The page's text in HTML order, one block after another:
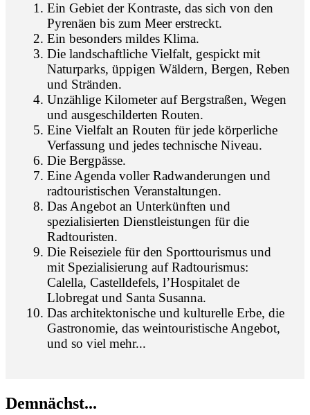
Ein Gebiet der Kontraste, das sich von den
Pyrenäen bis zum Meer erstreckt.
Ein besonders mildes Klima.
Die landschaftliche Vielfalt, gespickt mit
Naturparks, üppigen Wäldern, Bergen, Reben
und Stränden.
Unzählige Kilometer auf Bergstraßen, Wegen
und ausgeschilderten Routen.
Eine Vielfalt an Routen für jede körperliche
Verfassung und jedes technische Niveau.
Die Bergpässe.
Eine Agenda voller Radwanderungen und
radtouristischen Veranstaltungen.
Das Angebot an Unterkünften und
spezialisierten Dienstleistungen für die
Radtouristen.
Die Reiseziele für den Sporttourismus und
mit Spezialisierung auf Radtourismus:
Calella, Castelldefels, l’Hospitalet de
Llobregat und Santa Susanna.
Das architektonische und kulturelle Erbe, die
Gastronomie, das weintouristische Angebot,
und so viel mehr...
Demnächst...